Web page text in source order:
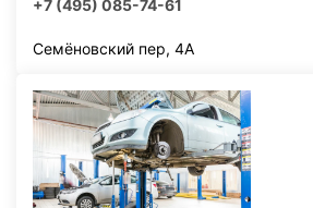
+7 (495) 085-74-61
Семёновский пер, 4А